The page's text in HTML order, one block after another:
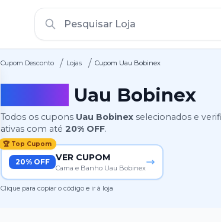
Cupom Desconto / Lojas / Cupom Uau Bobinex
Uau Bobinex
Todos os cupons Uau Bobinex selecionados e
ativas com até20% OFF.
🏆 Top Cupom
20% OFF VER CUPOM
Cama e Banho Uau Bobinex
Clique para copiar o código e ir à loja